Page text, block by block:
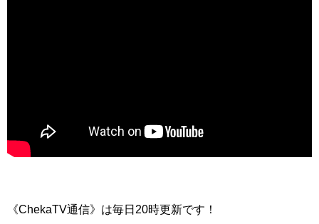
《ChekaTV通信》は毎日20時更新です！